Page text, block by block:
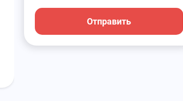
Отправить